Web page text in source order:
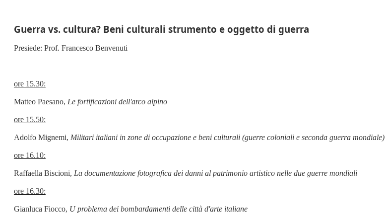
Guerra vs. cultura? Beni culturali strumento e oggetto di guerra
Presiede: Prof. Francesco Benvenuti
ore 15.30:
Matteo Paesano, Le fortificazioni dell'arco alpino
ore 15.50:
Adolfo Mignemi, Militari italiani in zone di occupazione e beni culturali (guerre coloniali e seconda guerra mondiale)
ore 16.10:
Raffaella Biscioni, La documentazione fotografica dei danni al patrimonio artistico nelle due guerre mondiali
ore 16.30:
Gianluca Fiocco, U problema dei bombardamenti delle città d'arte italiane